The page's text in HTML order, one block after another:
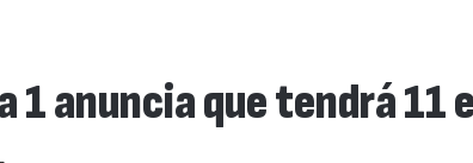
1 anuncia que tendrá 11